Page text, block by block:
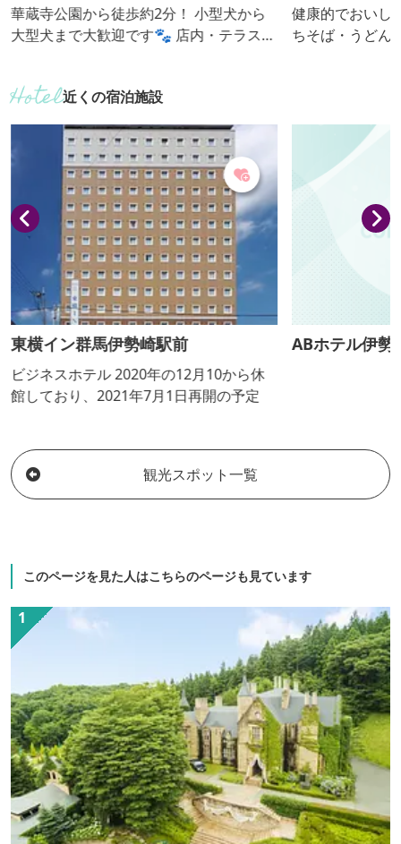
華蔵寺公園から徒歩約2分！ 小型犬から
大型犬まで大歓迎です🐾 店内・テラスと
だけます☕
健康的でおいし
ちそば・うどん
近くの宿泊施設
東横イン群馬伊勢崎駅前
ビジネスホテル 2020年の12月10から休
館しており、2021年7月1日再開の予定
ABホテル伊勢
観光スポット一覧
このページを見た人はこちらのページも見ています